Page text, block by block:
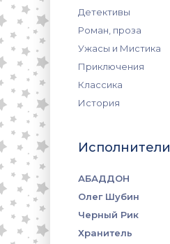
Детективы
Роман, проза
Ужасы и Мистика
Приключения
Классика
История
Исполнители
АБАДДОН
Олег Шубин
Черный Рик
Хранитель